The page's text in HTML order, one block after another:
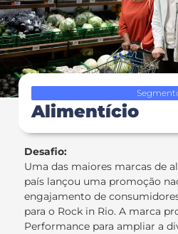
Alimentício
Desafio:
Uma das maiores marcas de
país lançou uma promoção
engajamento de
para o Rock in Rio. A marca
Performance para ampliar a